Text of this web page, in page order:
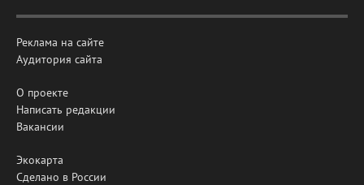
Реклама на сайте
Аудитория сайта
О проекте
Написать редакции
Вакансии
Экокарта
Сделано в России